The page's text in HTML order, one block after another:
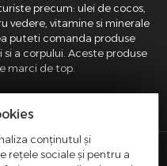
precum: ulei de cocos,
vedere, vitamine si minerale
puteti comanda produse
a corpului. Aceste produse
marci de top.
Comertului:
conținutul și
rețele sociale și pentru a